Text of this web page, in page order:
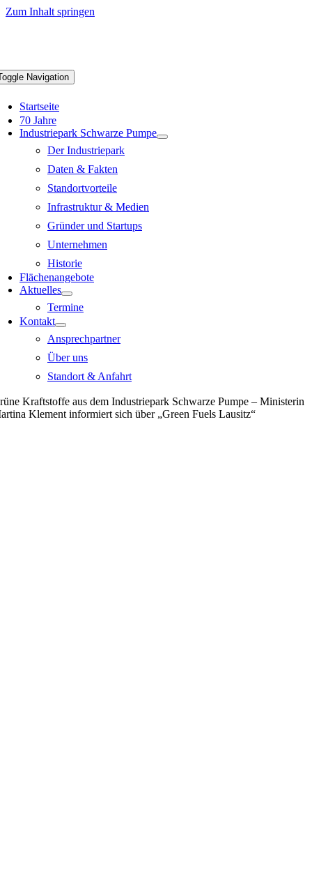
Zum Inhalt springen
Navigation
Startseite
70 Jahre
Industriepark Schwarze Pumpe
Der Industriepark
Daten & Fakten
Standortvorteile
Infrastruktur & Medien
Gründer und Startups
Unternehmen
Historie
Flächenangebote
Aktuelles
Termine
Kontakt
Ansprechpartner
Über uns
Standort & Anfahrt
Kraftstoffe aus dem Industriepark Schwarze Pumpe – Ministerin
Klement informiert sich über „Green Fuels Lausitz“